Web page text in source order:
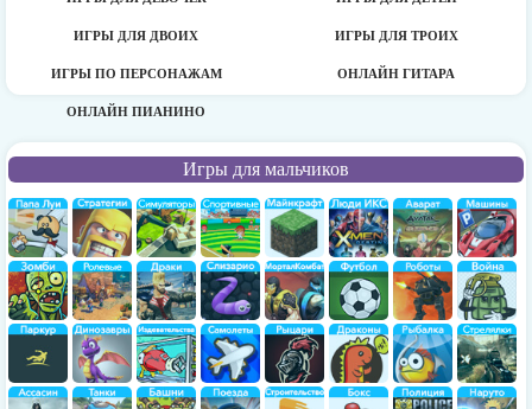
ИГРЫ ДЛЯ ДВОИХ ИГРЫ ДЛЯ ТРОИХ
ИГРЫ ПО ПЕРСОНАЖАМ ОНЛАЙН ГИТАРА
ОНЛАЙН ПИАНИНО
Игры для мальчиков